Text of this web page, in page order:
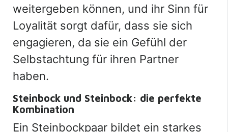
weitergeben können, und ihr Sinn für
Loyalität sorgt dafür, dass sie sich
engagieren, da sie ein Gefühl der
Selbstachtung für ihren Partner
haben.
Steinbock und Steinbock: die perfekte
Kombination
Ein Steinbockpaar bildet ein starkes